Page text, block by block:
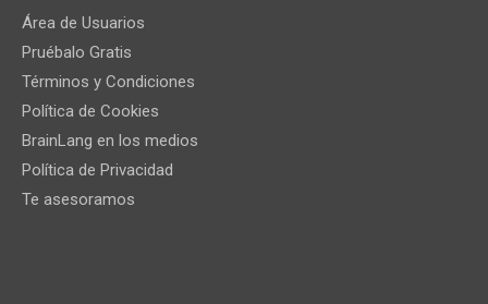
Área de Usuarios
Pruébalo Gratis
Términos y Condiciones
Política de Cookies
BrainLang en los medios
Política de Privacidad
Te asesoramos